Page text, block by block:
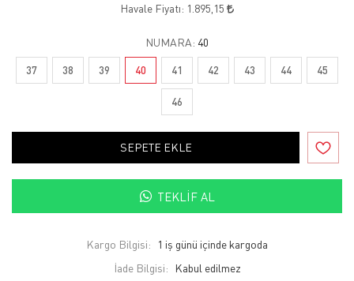
Havale Fiyatı: 1.895,15
NUMARA: 40
37 38 39 40 41 42 43 44 45
46
SEPETE EKLE
TEKLIF AL
Kargo Bilgisi:
1 iş günü içinde kargoda
İade Bilgisi: